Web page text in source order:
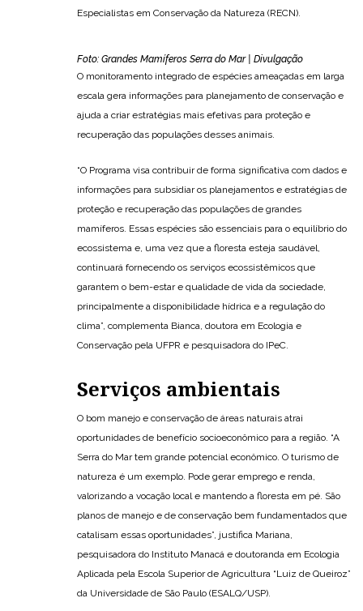
Especialistas em Conservação da Natureza (RECN).
Foto: Grandes Mamíferos Serra do Mar | Divulgação
O monitoramento integrado de espécies ameaçadas em larga
escala gera informações para planejamento de conservação e
ajuda a criar estratégias mais efetivas para proteção e
recuperação das populações desses animais.
“O Programa visa contribuir de forma significativa com dados e
informações para subsidiar os planejamentos e estratégias de
proteção e recuperação das populações de grandes
mamíferos. Essas espécies são essenciais para o equilíbrio do
ecossistema e, uma vez que a floresta esteja saudável,
continuará fornecendo os serviços ecossistêmicos que
garantem o bem-estar e qualidade de vida da sociedade,
principalmente a disponibilidade hídrica e a regulação do
clima”, complementa Bianca, doutora em Ecologia e
Conservação pela UFPR e pesquisadora do IPeC.
Serviços ambientais
O bom manejo e conservação de áreas naturais atrai
oportunidades de benefício socioeconômico para a região. “A
Serra do Mar tem grande potencial econômico. O turismo de
natureza é um exemplo. Pode gerar emprego e renda,
valorizando a vocação local e mantendo a floresta em pé. São
planos de manejo e de conservação bem fundamentados que
catalisam essas oportunidades”, justifica Mariana,
pesquisadora do Instituto Manacá e doutoranda em Ecologia
Aplicada pela Escola Superior de Agricultura “Luiz de Queiroz”
da Universidade de São Paulo (ESALQ/USP).